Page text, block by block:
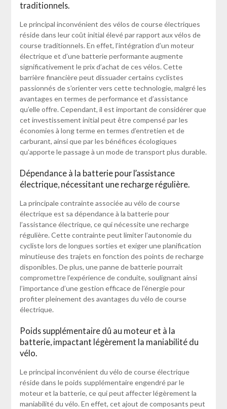
traditionnels.
Le principal inconvénient des vélos de course électriques
réside dans leur coût initial élevé par rapport aux vélos de
course traditionnels. En effet, l’intégration d’un moteur
électrique et d’une batterie performante augmente
significativement le prix d’achat de ces vélos. Cette
barrière financière peut dissuader certains cyclistes
passionnés de s’orienter vers cette technologie, malgré les
avantages en termes de performance et d’assistance
qu’elle offre. Cependant, il est important de considérer que
cet investissement initial peut être compensé par les
économies à long terme en termes d’entretien et de
carburant, ainsi que par les bénéfices écologiques
qu’apporte le passage à un mode de transport plus durable.
Dépendance à la batterie pour l’assistance
électrique, nécessitant une recharge régulière.
La principale contrainte associée au vélo de course
électrique est sa dépendance à la batterie pour
l’assistance électrique, ce qui nécessite une recharge
régulière. Cette contrainte peut limiter l’autonomie du
cycliste lors de longues sorties et exiger une planification
minutieuse des trajets en fonction des points de recharge
disponibles. De plus, une panne de batterie pourrait
compromettre l’expérience de conduite, soulignant ainsi
l’importance d’une gestion efficace de l’énergie pour
profiter pleinement des avantages du vélo de course
électrique.
Poids supplémentaire dû au moteur et à la
batterie, impactant légèrement la maniabilité du
vélo.
Le principal inconvénient du vélo de course électrique
réside dans le poids supplémentaire engendré par le
moteur et la batterie, ce qui peut affecter légèrement la
maniabilité du vélo. En effet, cet ajout de composants peut